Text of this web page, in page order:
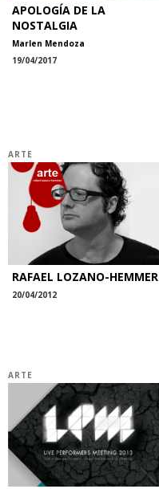
APOLOGÍA DE LA
NOSTALGIA
Marlen Mendoza
19/04/2017
ARTE
RAFAEL LOZANO-HEMMER
20/04/2012
ARTE